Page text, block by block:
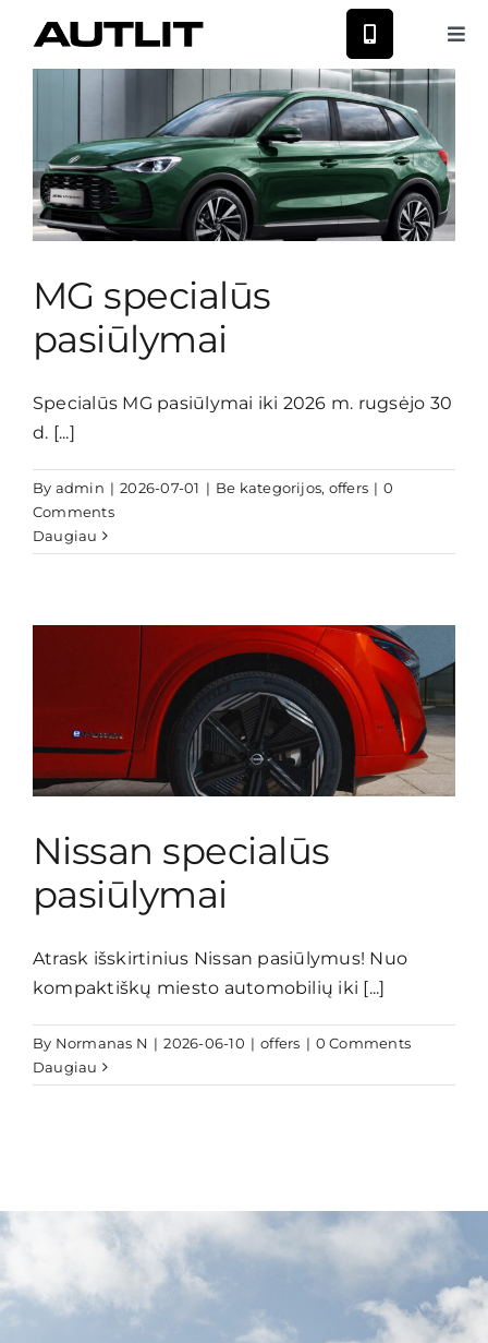
content
Nauji MG
Naudoti automobiliai
Autoservisas
Pasiūlymai
MG specialūs
pasiūlymai
Specialūs MG pasiūlymai iki 2026 m. rugsėjo 30
d. [...]
By admin | 2026-07-01 | Be kategorijos, offers | 0
Comments
Daugiau
Nissan specialūs
pasiūlymai
Atrask išskirtinius Nissan pasiūlymus! Nuo
kompaktiškų miesto automobilių iki [...]
By Normanas N | 2026-06-10 | offers | 0 Comments
Daugiau